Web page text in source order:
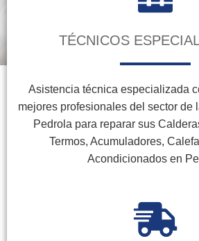
TÉCNICOS
Asistencia técnica especializada
mejores profesionales del sector de
Pedrola para reparar sus
Termos, Acumuladores,
Acondicionados en